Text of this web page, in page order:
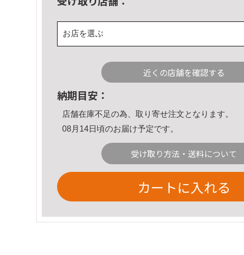
お店を選ぶ
近くの店舗を確認する
納期目安：
店舗在庫不足の為、取り寄せ注文となります。
08月14日頃のお届け予定です。
受け取り方法・送料について
カートに入れる